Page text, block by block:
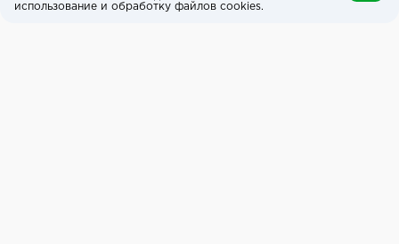
использование и обработку файлов cookies.